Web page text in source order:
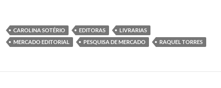
CAROLINA SOTÉRIO EDITORAS
LIVRARIAS
MERCADO EDITORIAL
PESQUISA DE MERCADO RAQUEL TORRES